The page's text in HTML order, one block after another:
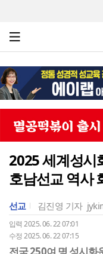
2025 세계성
호남선교 역사
선교 김진영 기자
입력 2025. 06. 22 07:01
수정 2025. 06. 22 07:15